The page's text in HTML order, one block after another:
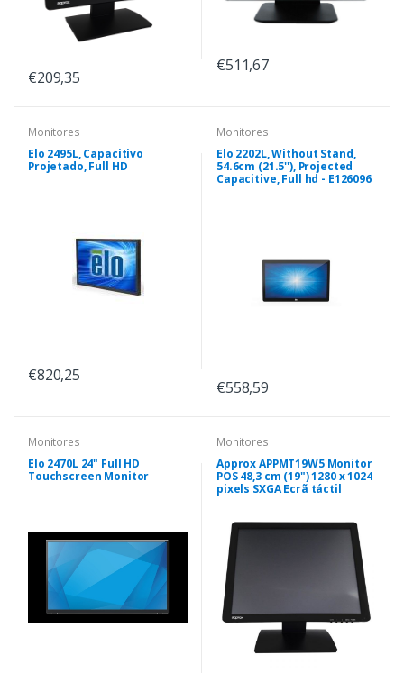
€209,35
€511,67
Monitores
Elo 2495L, Capacitivo
Projetado, Full HD
€820,25
Monitores
Elo 2202L, Without Stand,
54.6cm (21.5''), Projected
Capacitive, Full hd - E126096
€558,59
Monitores
Elo 2470L 24" Full HD
Touchscreen Monitor
Monitores
Approx APPMT19W5 Monitor
POS 48,3 cm (19") 1280 x 1024
pixels SXGA Ecrã táctil